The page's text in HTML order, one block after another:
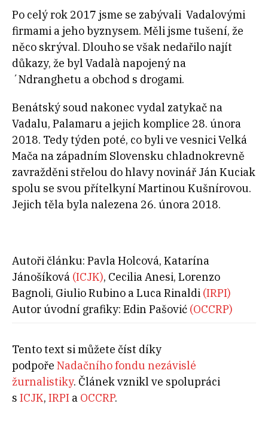
Po celý rok 2017 jsme se zabývali Vadalovými
firmami a jeho byznysem. Měli jsme tušení, že
něco skrýval. Dlouho se však nedařilo najít
důkazy, že byl Vadalà napojený na
´Ndranghetu a obchod s drogami.
Benátský soud nakonec vydal zatykač na
Vadalu, Palamaru a jejich komplice 28. února
2018. Tedy týden poté, co byli ve vesnici Velká
Mača na západním Slovensku chladnokrevně
zavražděni střelou do hlavy novinář Ján Kuciak
spolu se svou přítelkyní Martinou Kušnírovou.
Jejich těla byla nalezena 26. února 2018.
Autoři článku: Pavla Holcová, Katarína
Jánošíková (ICJK), Cecilia Anesi, Lorenzo
Bagnoli, Giulio Rubino a Luca Rinaldi (IRPI)
Autor úvodní grafiky: Edin Pašović (OCCRP)
Tento text si můžete číst díky
podpoře Nadačního fondu nezávislé
žurnalistiky. Článek vznikl ve spolupráci
s ICJK, IRPI a OCCRP.